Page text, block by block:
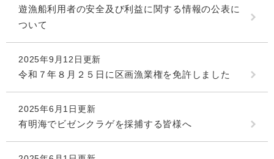
遊漁船利用者の安全及び利益に関する情報の公表に
ついて
2025年9月12日更新
令和７年８月２５日に区画漁業権を免許しました
2025年6月1日更新
有明海でビゼンクラゲを採捕する皆様へ